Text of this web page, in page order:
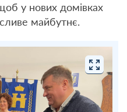
у нових домівках
майбутнє.